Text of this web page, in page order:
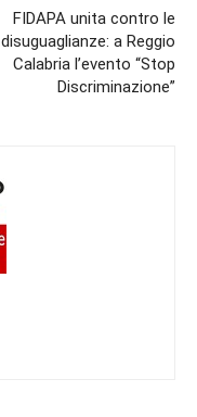
FIDAPA unita contro le
disuguaglianze: a Reggio
Calabria l’evento “Stop
Discriminazione”